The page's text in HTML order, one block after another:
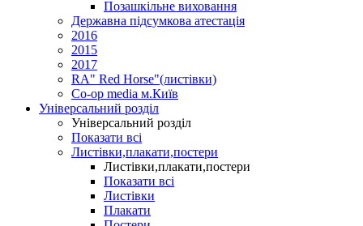
Позашкільне виховання
Державна підсумкова атестація
2016
2015
2017
RA" Red Horse"(листівки)
Co-op media м.Київ
Універсальний розділ
Універсальний розділ
Показати всі
Листівки,плакати,постери
Листівки,плакати,постери
Показати всі
Листівки
Плакати